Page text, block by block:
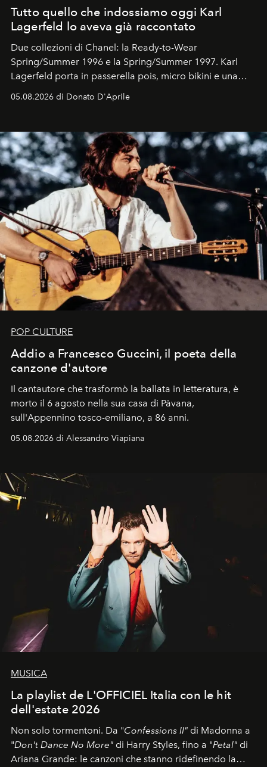
Tutto quello che indossiamo oggi Karl
Lagerfeld lo aveva già raccontato
Due collezioni di Chanel: la Ready-to-Wear
Spring/Summer 1996 e la Spring/Summer 1997. Karl
Lagerfeld porta in passerella pois, micro bikini e una
logomania pensata per la spiaggia
Kate, Claudia e Carla una dietro l'altra. Trent'anni dopo,
uno dei documenti più contemporanei che abbiamo.
05.08.2026 di Donato D'Aprile
POP CULTURE
Addio a Francesco Guccini, il poeta della
canzone d'autore
Il cantautore che trasformò la ballata in letteratura, è
morto il 6 agosto nella sua casa di Pàvana,
sull'Appennino tosco-emiliano, a 86 anni.
05.08.2026 di Alessandro Viapiana
MUSICA
La playlist de L'OFFICIEL Italia con le hit
dell'estate 2026
Non solo tormentoni. Da "Confessions II" di Madonna a
"Don't Dance No More" di Harry Styles, fino a "Petal" di
Ariana Grande: le canzoni che stanno ridefinendo la